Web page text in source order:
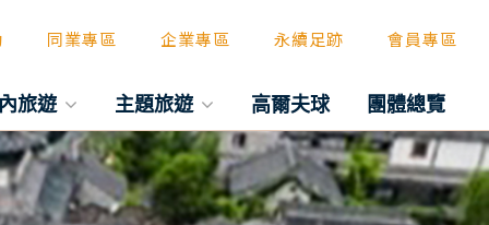
同業專區 企業專區 永續足跡 會員專區
旅遊 主題旅遊 高爾夫球 團體總覽